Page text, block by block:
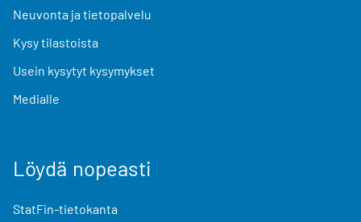
Neuvonta ja tietopalvelu
Kysy tilastoista
Usein kysytyt kysymykset
Medialle
Löydä nopeasti
StatFin-tietokanta